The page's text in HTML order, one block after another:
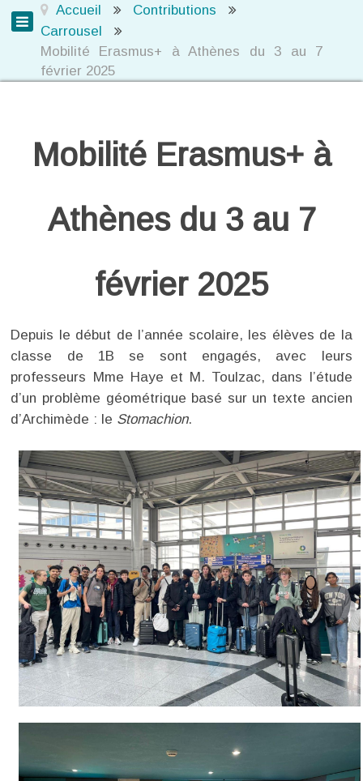
Accueil
Contributions
Carrousel
Mobilité Erasmus+ à Athènes du 3 au 7
février 2025
Mobilité Erasmus+ à
Athènes du 3 au 7
février 2025
Depuis le début de l’année scolaire, les élèves de la
classe de 1B se sont engagés, avec leurs
professeurs Mme Haye et M. Toulzac, dans l’étude
d’un problème géométrique basé sur un texte ancien
d’Archimède : le Stomachion.